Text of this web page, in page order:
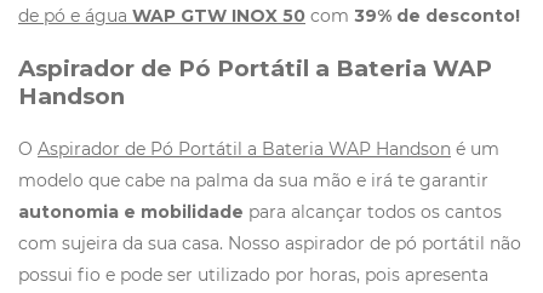
de pó e água WAP GTW INOX 50 com 39% de desconto!
Aspirador de Pó Portátil a Bateria WAP
Handson
O Aspirador de Pó Portátil a Bateria WAP Handson é um
modelo que cabe na palma da sua mão e irá te garantir
autonomia e mobilidade para alcançar todos os cantos
com sujeira da sua casa. Nosso aspirador de pó portátil não
possui fio e pode ser utilizado por horas, pois apresenta